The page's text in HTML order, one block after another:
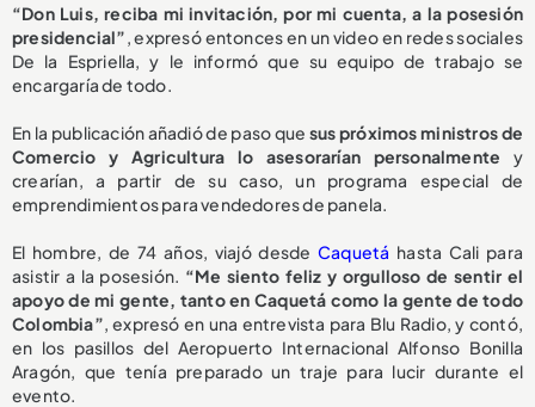
“Don Luis, reciba mi invitación, por mi cuenta, a la posesión
presidencial”, expresó entonces en un video en redes sociales
De la Espriella, y le informó que su equipo de trabajo se
encargaría de todo.
En la publicación añadió de paso que sus próximos ministros de
Comercio y Agricultura lo asesorarían personalmente y
crearían, a partir de su caso, un programa especial de
emprendimientos para vendedores de panela.
El hombre, de 74 años, viajó desdeCaquetá hasta Cali para
asistir a la posesión. “Me siento feliz y orgulloso de sentir el
apoyo de mi gente, tanto en Caquetá como la gente de todo
Colombia”, expresó en una entrevista para Blu Radio, y contó,
en los pasillos del Aeropuerto Internacional Alfonso Bonilla
Aragón, que tenía preparado un traje para lucir durante el
evento.